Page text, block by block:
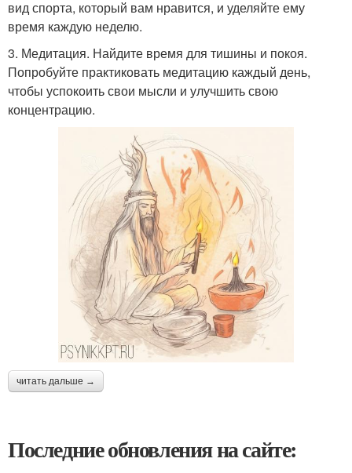
вид спорта, который вам нравится, и уделяйте ему
время каждую неделю.
3. Медитация. Найдите время для тишины и покоя.
Попробуйте практиковать медитацию каждый день,
чтобы успокоить свои мысли и улучшить свою
концентрацию.
читать дальше →
Последние обновления на сайте: